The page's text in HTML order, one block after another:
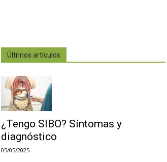
Últimos artículos
¿Tengo SIBO? Síntomas y
diagnóstico
05/05/2025